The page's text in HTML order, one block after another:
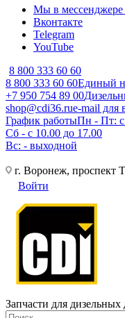
Мы в мессенджере
Вконтакте
Telegram
YouTube
8 800 333 60 60
8 800 333 60 60Единый
+7 950 754 89 00
shop@cdi36.rue-mail для
График работыПн - Пт: с
Сб - с 10.00 до 17.00
Вс: - выходной
г. Воронеж, проспект
Войти
Запчасти для